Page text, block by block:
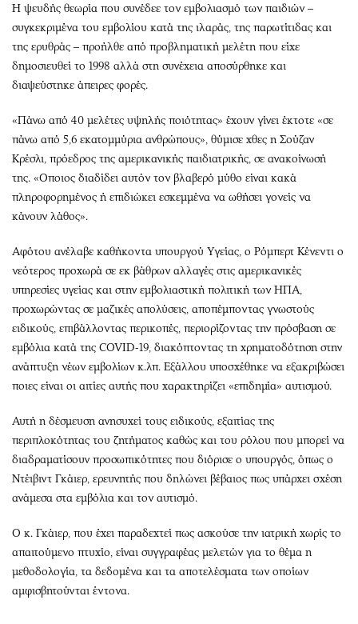
Η ψευδής θεωρία που συνέδεε τον εμβολιασμό των παιδιών –
συγκεκριμένα του εμβολίου κατά της ιλαράς, της παρωτίτιδας και
της ερυθράς – προήλθε από προβληματική μελέτη που είχε
δημοσιευθεί το 1998 αλλά στη συνέχεια αποσύρθηκε και
διαψεύστηκε άπειρες φορές.
«Πάνω από 40 μελέτες υψηλής ποιότητας» έχουν γίνει έκτοτε «σε
πάνω από 5,6 εκατομμύρια ανθρώπους», θύμισε χθες η Σούζαν
Κρέσλι, πρόεδρος της αμερικανικής παιδιατρικής, σε ανακοίνωσή
της. «Οποιος διαδίδει αυτόν τον βλαβερό μύθο είναι κακά
πληροφορημένος ή επιδιώκει εσκεμμένα να ωθήσει γονείς να
κάνουν λάθος».
Αφότου ανέλαβε καθήκοντα υπουργού Υγείας, ο Ρόμπερτ Κένεντι ο
νεότερος προχωρά σε εκ βάθρων αλλαγές στις αμερικανικές
υπηρεσίες υγείας και στην εμβολιαστική πολιτική των ΗΠΑ,
προχωρώντας σε μαζικές απολύσεις, αποπέμποντας γνωστούς
ειδικούς, επιβάλλοντας περικοπές, περιορίζοντας την πρόσβαση σε
εμβόλια κατά της COVID-19, διακόπτοντας τη χρηματοδότηση στην
ανάπτυξη νέων εμβολίων κ.λπ. Εξάλλου υποσχέθηκε να εξακριβώσει
ποιες είναι οι αιτίες αυτής που χαρακτηρίζει «επιδημία» αυτισμού.
Αυτή η δέσμευση ανησυχεί τους ειδικούς, εξαιτίας της
περιπλοκότητας του ζητήματος καθώς και του ρόλου που μπορεί να
διαδραματίσουν προσωπικότητες που διόρισε ο υπουργός, όπως ο
Ντέιβιντ Γκάιερ, ερευνητής που δηλώνει βέβαιος πως υπάρχει σχέση
ανάμεσα στα εμβόλια και τον αυτισμό.
Ο κ. Γκάιερ, που έχει παραδεχτεί πως ασκούσε την ιατρική χωρίς το
απαιτούμενο πτυχίο, είναι συγγραφέας μελετών για το θέμα η
μεθοδολογία, τα δεδομένα και τα αποτελέσματα των οποίων
αμφισβητούνται έντονα.